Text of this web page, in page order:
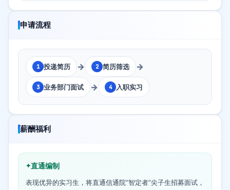
申请流程
1 投递简历 → 2 简历筛选 →
3 业务部门面试 → 4 入职实习
薪酬福利
直通编制
表现优异的实习生，将直通信通院“智定者”尖子生招募面试，